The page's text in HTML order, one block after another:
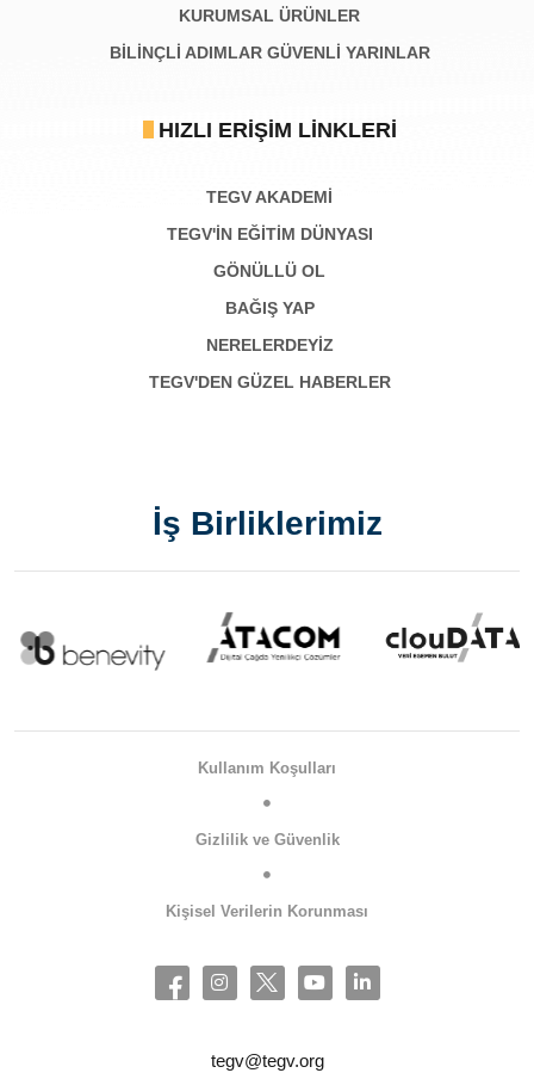
KURUMSAL ÜRÜNLER
BILINÇLI ADIMLAR GÜVENLI YARINLAR
HIZLI ERIŞIM LINKLERI
TEGV AKADEMI
TEGV'İN EĞİTİM DÜNYASI
GÖNÜLLÜ OL
BAĞIŞ YAP
NERELERDEYİZ
TEGV'DEN GÜZEL HABERLER
İş Birliklerimiz
Kullanım Koşulları
Gizlilik ve Güvenlik
Kişisel Verilerin Korunması
tegv@tegv.org